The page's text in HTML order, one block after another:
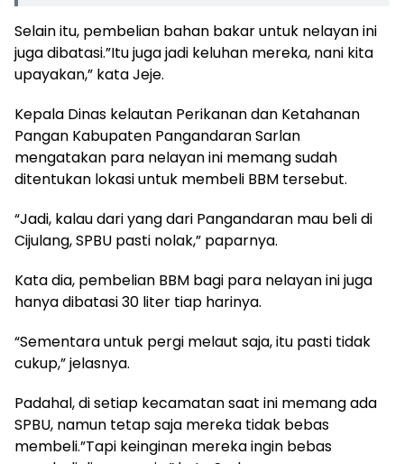
Selain itu, pembelian bahan bakar untuk nelayan ini
juga dibatasi.”Itu juga jadi keluhan mereka, nani kita
upayakan,” kata Jeje.
Kepala Dinas kelautan Perikanan dan Ketahanan
Pangan Kabupaten Pangandaran Sarlan
mengatakan para nelayan ini memang sudah
ditentukan lokasi untuk membeli BBM tersebut.
“Jadi, kalau dari yang dari Pangandaran mau beli di
Cijulang, SPBU pasti nolak,” paparnya.
Kata dia, pembelian BBM bagi para nelayan ini juga
hanya dibatasi 30 liter tiap harinya.
“Sementara untuk pergi melaut saja, itu pasti tidak
cukup,” jelasnya.
Padahal, di setiap kecamatan saat ini memang ada
SPBU, namun tetap saja mereka tidak bebas
membeli.”Tapi keinginan mereka ingin bebas